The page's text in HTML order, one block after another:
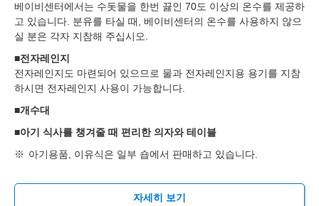
베이비센터에서는 수돗물을 한번 끓인 70도 이상의 온수를 제공하
고 있습니다. 분유를 타실 때, 베이비센터의 온수를 사용하지 않으
실 분은 각자 지참해 주십시오.
■전자레인지
전자레인지도 마련되어 있으므로 물과 전자레인지용 용기를 지참
하시면 전자레인지 사용이 가능합니다.
■개수대
■아기 식사를 챙겨줄 때 편리한 의자와 테이블
아기용품, 이유식은 일부 숍에서 판매하고 있습니다.
자세히 보기